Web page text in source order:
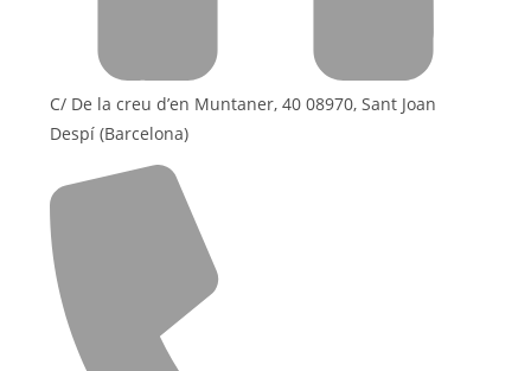
C/ De la creu d’en Muntaner, 40 08970, Sant Joan
Despí (Barcelona)